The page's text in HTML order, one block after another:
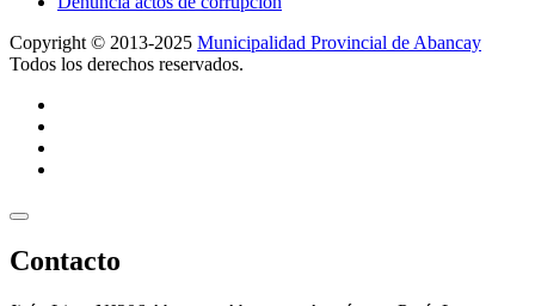
Copyright © 2013-2025 Municipalidad Provincial de Abancay
Todos los derechos reservados.
Contacto